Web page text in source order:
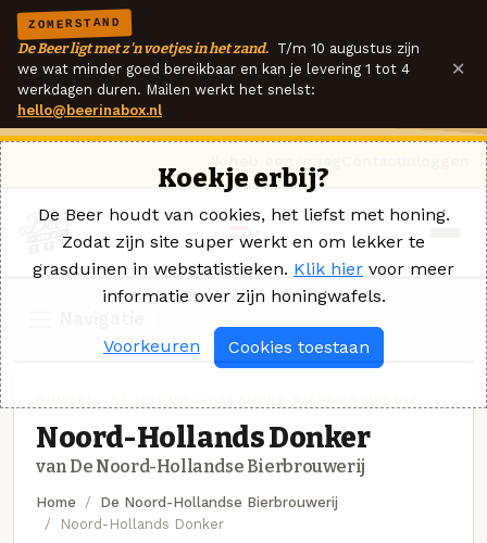
ZOMERSTAND
De Beer ligt met z'n voetjes in het zand. T/m 10 augustus zijn
we wat minder goed bereikbaar en kan je levering 1 tot 4
werkdagen duren. Mailen werkt het snelst:
hello@beerinabox.nl
×
Noord-Hollands Donker
van De Noord-Hollandse Bierbrouwerij
Home
De Noord-Hollandse Bierbrouwerij
Noord-Hollands Donker
Koekje erbij?
De Beer houdt van cookies, het liefst met honing.
Zodat zijn site super werkt en om lekker te
grasduinen in webstatistieken. Klik hier voor meer
informatie over zijn honingwafels.
Voorkeuren Cookies toestaan